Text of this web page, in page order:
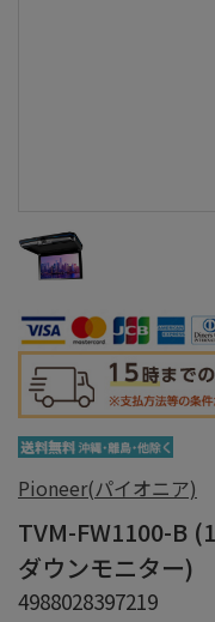
Pioneer(パイオニア)
TVM-FW1100-B
ダウンモニター)
4988028397219